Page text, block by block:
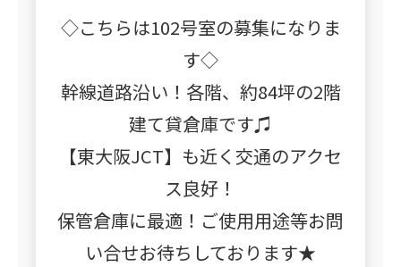
◇こちらは102号室の募集になりま
す◇
幹線道路沿い！各階、約84坪の2階
建て貸倉庫です♫
【東大阪JCT】も近く交通のアクセ
ス良好！
保管倉庫に最適！ご使用用途等お問
い合せお待ちしております★